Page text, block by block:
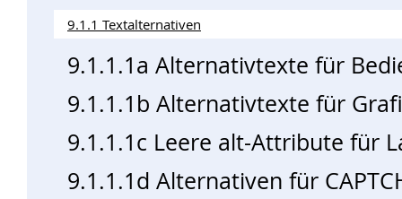
9.1.1 Textalternativen
9.1.1.1a Alternativtexte für
9.1.1.1b Alternativtexte für
9.1.1.1c Leere alt-Attribute für
9.1.1.1d Alternativen für